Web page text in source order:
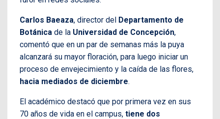
Carlos Baeaza, director del Departamento de
Botánica de la Universidad de Concepción,
comentó que en un par de semanas más la puya
alcanzará su mayor floración, para luego iniciar un
proceso de envejecimiento y la caída de las flores,
hacia mediados de diciembre.
El académico destacó que por primera vez en sus
70 años de vida en el campus, tiene dos